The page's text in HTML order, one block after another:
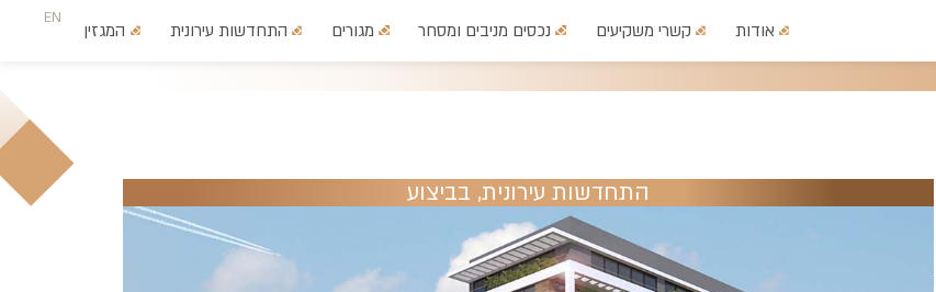
EN
אודות קשרי משקיעים נכסים מניבים ומסחר מגורים התחדשות עירונית
המגזין
התחדשות עירונית, בביצוע